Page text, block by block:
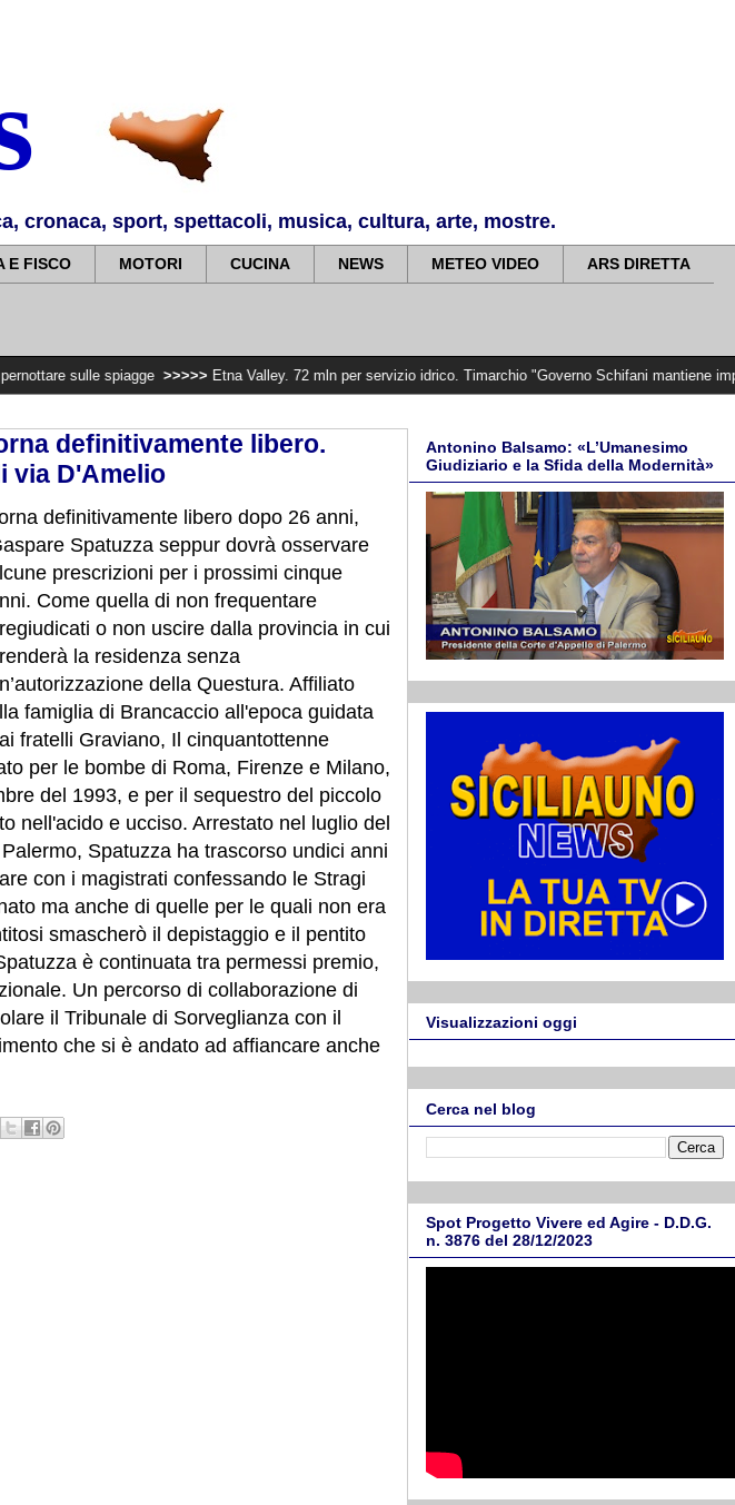
cronaca, sport, spettacoli, musica, cultura, arte, mostre.
E FISCO MOTORI CUCINA NEWS METEO VIDEO ARS DIRETTA
spiagge >>>>> Etna Valley. 72 mln per servizio idrico. Timarchio "Governo Schifani mantiene impegni per
definitivamente libero.
via D'Amelio
definitivamente libero dopo 26 anni,
Spatuzza seppur dovrà osservare
prescrizioni per i prossimi cinque
Come quella di non frequentare
o non uscire dalla provincia in cui
la residenza senza
della Questura. Affiliato
famiglia di Brancaccio all'epoca guidata
fratelli Graviano, Il cinquantottenne
per le bombe di Roma, Firenze e Milano,
del 1993, e per il sequestro del piccolo
nell'acido e ucciso. Arrestato nel luglio del
Spatuzza ha trascorso undici anni
con i magistrati confessando le Stragi
ma anche di quelle per le quali non era
smascherò il depistaggio e il pentito
è continuata tra permessi premio,
Un percorso di collaborazione di
il Tribunale di Sorveglianza con il
che si è andato ad affiancare anche
Antonino Balsamo: «L’Umanesimo
Giudiziario e la Sfida della Modernità»
Visualizzazioni oggi
Cerca nel blog
Spot Progetto Vivere ed Agire - D.D.G.
n. 3876 del 28/12/2023